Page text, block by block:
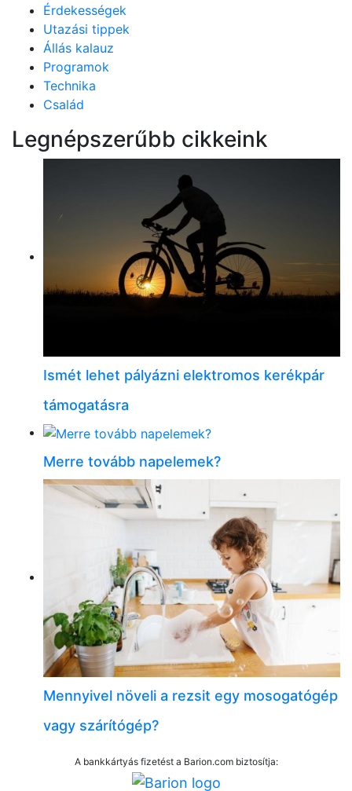
Érdekességek
Utazási tippek
Állás kalauz
Programok
Technika
Család
Legnépszerűbb cikkeink
Ismét lehet pályázni elektromos kerékpár
támogatásra
Merre tovább napelemek?
Mennyivel növeli a rezsit egy mosogatógép
vagy szárítógép?
A bankkártyás fizetést a Barion.com biztosítja: